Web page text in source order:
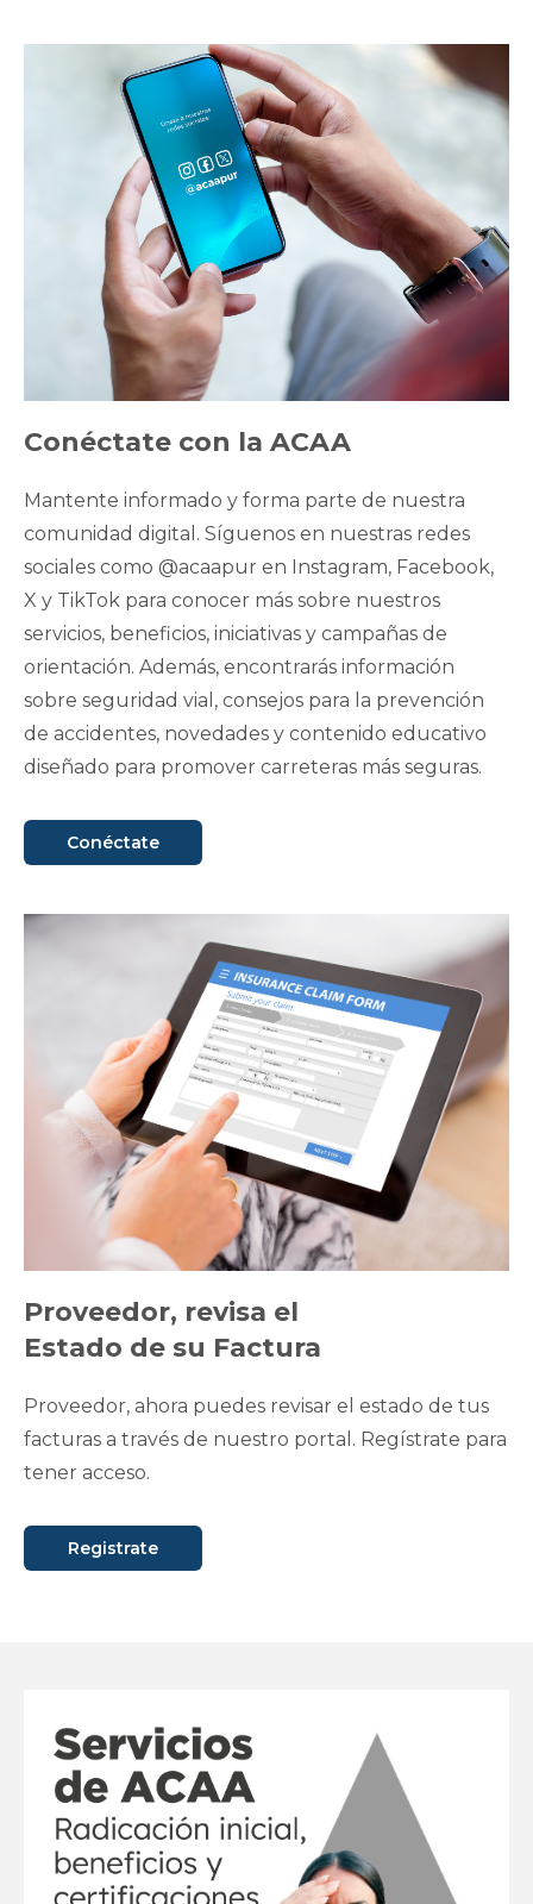
Conéctate con la ACAA
Mantente informado y forma parte de nuestra
comunidad digital. Síguenos en nuestras redes
sociales como @acaapur en Instagram, Facebook,
X y TikTok para conocer más sobre nuestros
servicios, beneficios, iniciativas y campañas de
orientación. Además, encontrarás información
sobre seguridad vial, consejos para la prevención
de accidentes, novedades y contenido educativo
diseñado para promover carreteras más seguras.
Conéctate
Proveedor, revisa el
Estado de su Factura
Proveedor, ahora puedes revisar el estado de tus
facturas a través de nuestro portal. Regístrate para
tener acceso.
Registrate